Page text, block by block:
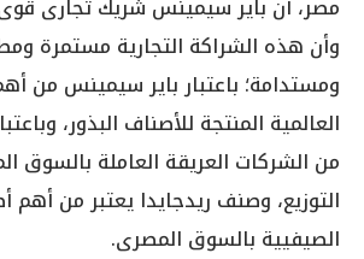
مصر، أن باير سيمينس شريك تجارى
وأن هذه الشراكة التجارية مستمرة
ومستدامة؛ باعتبار باير سيمينس من
العالمية المنتجة للأصناف البذور،
من الشركات العريقة العاملة بالسوق
التوزيع، وصنف ريدجايدا يعتبر من
الصيفيية بالسوق المصرى.